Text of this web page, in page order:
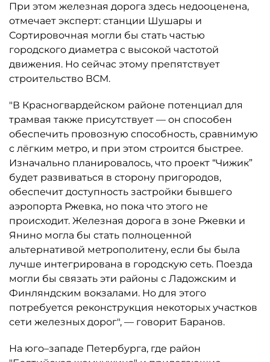
При этом железная дорога здесь недооценена,
отмечает эксперт: станции Шушары и
Сортировочная могли бы стать частью
городского диаметра с высокой частотой
движения. Но сейчас этому препятствует
строительство ВСМ.
"В Красногвардейском районе потенциал для
трамвая также присутствует — он способен
обеспечить провозную способность, сравнимую
с лёгким метро, и при этом строится быстрее.
Изначально планировалось, что проект “Чижик”
будет развиваться в сторону пригородов,
обеспечит доступность застройки бывшего
аэропорта Ржевка, но пока что этого не
происходит. Железная дорога в зоне Ржевки и
Янино могла бы стать полноценной
альтернативой метрополитену, если бы была
лучше интегрирована в городскую сеть. Поезда
могли бы связать эти районы с Ладожским и
Финляндским вокзалами. Но для этого
потребуется реконструкция некоторых участков
сети железных дорог", — говорит Баранов.
На юго–западе Петербурга, где район